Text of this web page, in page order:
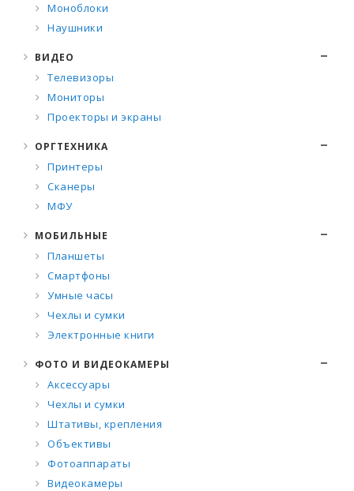
Моноблоки
Наушники
ВИДЕО
Телевизоры
Мониторы
Проекторы и экраны
ОРГТЕХНИКА
Принтеры
Сканеры
МФУ
МОБИЛЬНЫЕ
Планшеты
Смартфоны
Умные часы
Чехлы и сумки
Электронные книги
ФОТО И ВИДЕОКАМЕРЫ
Аксессуары
Чехлы и сумки
Штативы, крепления
Объективы
Фотоаппараты
Видеокамеры